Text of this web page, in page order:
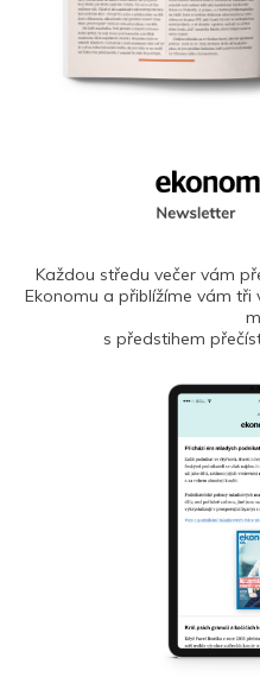
Každou středu večer vám
Ekonomu a přiblížíme vám
s předstihem